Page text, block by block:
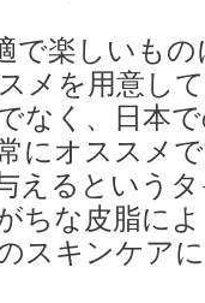
で楽しいも
メを用意し
なく、日本
にオススメ
えるという
ちな皮脂に
スキンケア